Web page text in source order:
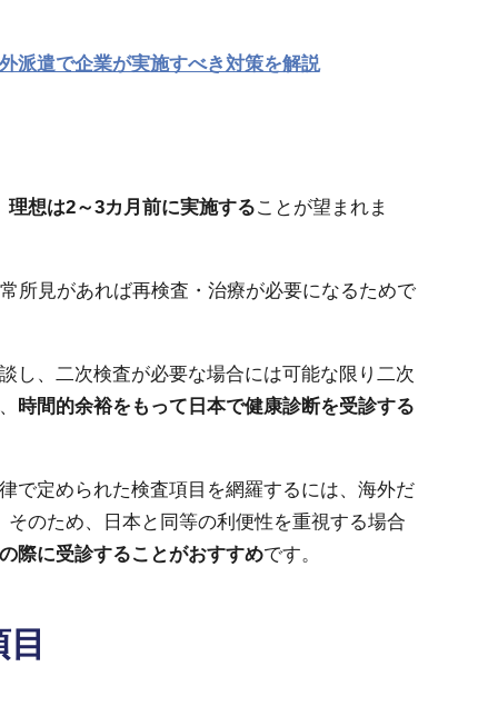
派遣で企業が実施すべき対策を解説
想は2～3カ月前に実施することが望まれま
所見があれば再検査・治療が必要になるためで
し、二次検査が必要な場合には可能な限り二次
時間的余裕をもって日本で健康診断を受診する
で定められた検査項目を網羅するには、海外だ
のため、日本と同等の利便性を重視する場合
際に受診することがおすすめです。